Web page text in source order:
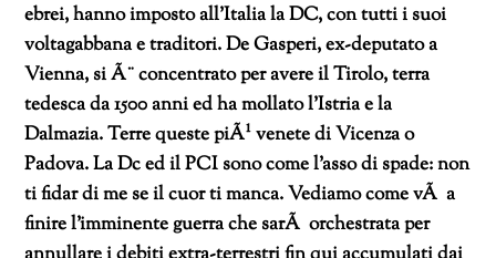
ebrei, hanno imposto all’Italia la DC, con tutti i suoi
voltagabbana e traditori. De Gasperi, ex-deputato a
Vienna, si Ã¨ concentrato per avere il Tirolo, terra
tedesca da 1500 anni ed ha mollato l’Istria e la
Dalmazia. Terre queste piÃ¹ venete di Vicenza o
Padova. La Dc ed il PCI sono come l’asso di spade: non
ti fidar di me se il cuor ti manca.Vediamo come vÃ a
finire l’imminente guerra che sarÃ orchestrata per